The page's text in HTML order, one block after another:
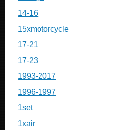
14-16
15xmotorcycle
17-21
17-23
1993-2017
1996-1997
1set
1xair